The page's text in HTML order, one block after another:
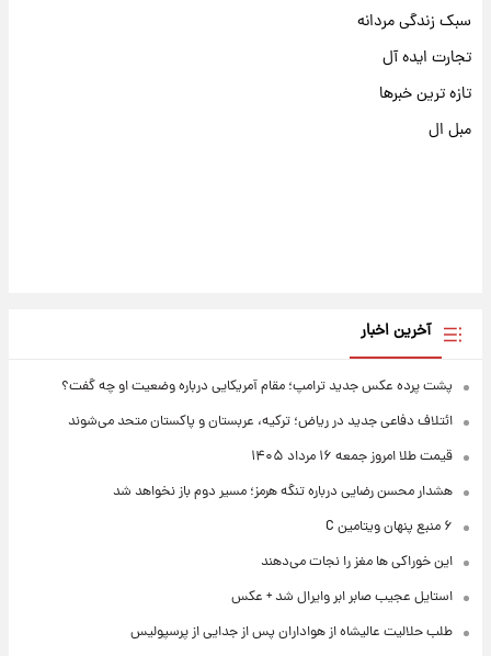
سبک زندگی مردانه
تجارت ایده آل
تازه ترین خبرها
مبل ال
آخرین اخبار
پشت پرده عکس جدید ترامپ؛ مقام آمریکایی درباره وضعیت او چه گفت؟
ائتلاف دفاعی جدید در ریاض؛ ترکیه، عربستان و پاکستان متحد می‌شوند
قیمت طلا امروز جمعه ۱۶ مرداد ۱۴۰۵
هشدار محسن رضایی درباره تنگه هرمز؛ مسیر دوم باز نخواهد شد
۶ منبع پنهان ویتامین C
این خوراکی ها مغز را نجات می‌دهند
استایل عجیب صابر ابر وایرال شد + عکس
طلب حلالیت عالیشاه از هواداران پس از جدایی از پرسپولیس